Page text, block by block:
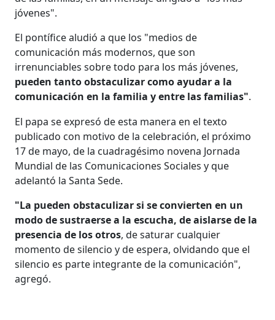
jóvenes".
El pontífice aludió a que los "medios de
comunicación más modernos, que son
irrenunciables sobre todo para los más jóvenes,
pueden tanto obstaculizar como ayudar a la
comunicación en la familia y entre las familias".
El papa se expresó de esta manera en el texto
publicado con motivo de la celebración, el próximo
17 de mayo, de la cuadragésimo novena Jornada
Mundial de las Comunicaciones Sociales y que
adelantó la Santa Sede.
"La pueden obstaculizar si se convierten en un
modo de sustraerse a la escucha, de aislarse de la
presencia de los otros, de saturar cualquier
momento de silencio y de espera, olvidando que el
silencio es parte integrante de la comunicación",
agregó.